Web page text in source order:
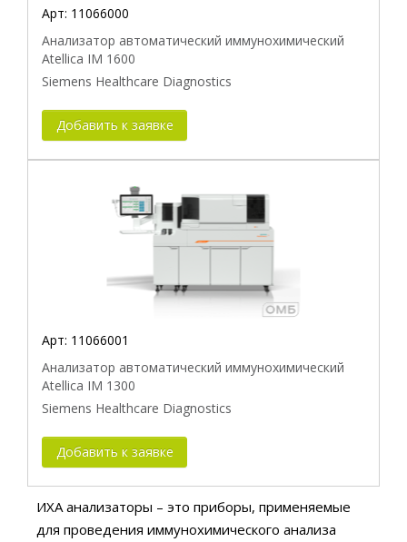
Арт: 11066000
Анализатор автоматический иммунохимический
Atellica IM 1600
Siemens Healthcare Diagnostics
Добавить к заявке
Арт: 11066001
Анализатор автоматический иммунохимический
Atellica IM 1300
Siemens Healthcare Diagnostics
Добавить к заявке
ИХА анализаторы – это приборы, применяемые
для проведения иммунохимического анализа